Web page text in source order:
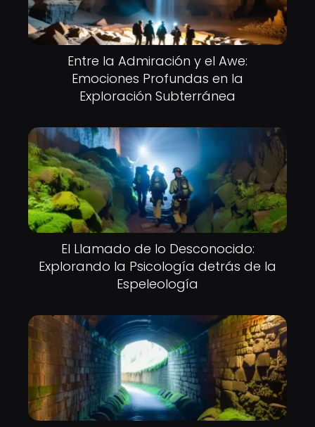
Entre la Admiración y el Awe:
Emociones Profundas en la
Exploración Subterránea
El Llamado de lo Desconocido:
Explorando la Psicología detrás de la
Espeleología